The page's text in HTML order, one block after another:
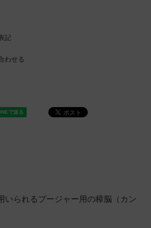
記
わせる
いられるプージャー用の樟脳（カン